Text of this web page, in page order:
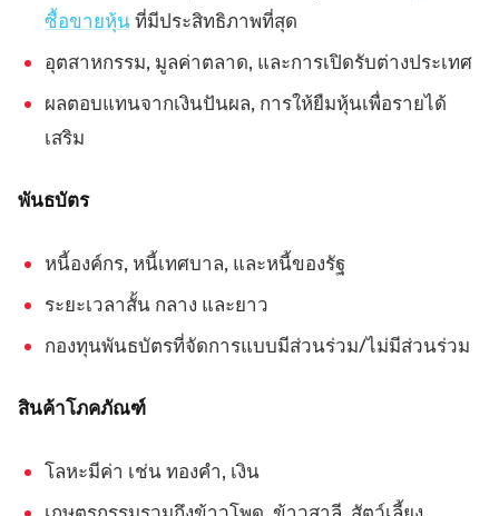
ซื้อขายหุ้นที่มีประสิทธิภาพที่สุด
อุตสาหกรรม, มูลค่าตลาด, และการเปิดรับต่างประเทศ
ผลตอบแทนจากเงินปันผล, การให้ยืมหุ้นเพื่อรายได้
เสริม
พันธบัตร
หนี้องค์กร, หนี้เทศบาล, และหนี้ของรัฐ
ระยะเวลาสั้น กลาง และยาว
กองทุนพันธบัตรที่จัดการแบบมีส่วนร่วม/ไม่มีส่วนร่วม
สินค้าโภคภัณฑ์
โลหะมีค่า เช่น ทองคำ, เงิน